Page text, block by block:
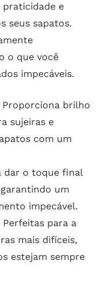
praticidade e
seus sapatos.
o que você
impecáveis.
Proporciona brilho
sujeiras e
com um
dar o toque final
um
impecável.
Perfeitas para a
mais difíceis,
estejam sempre